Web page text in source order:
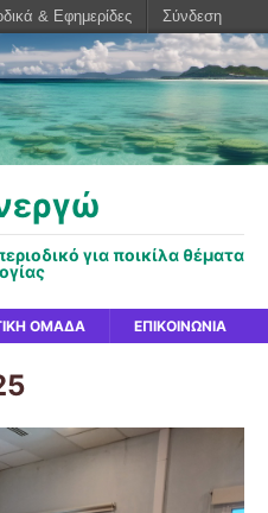
για ποικίλα θέματα
ΟΜΆΔΑ ΕΠΙΚΟΙΝΩΝΊΑ
& Εφημερίδες Σύνδεση